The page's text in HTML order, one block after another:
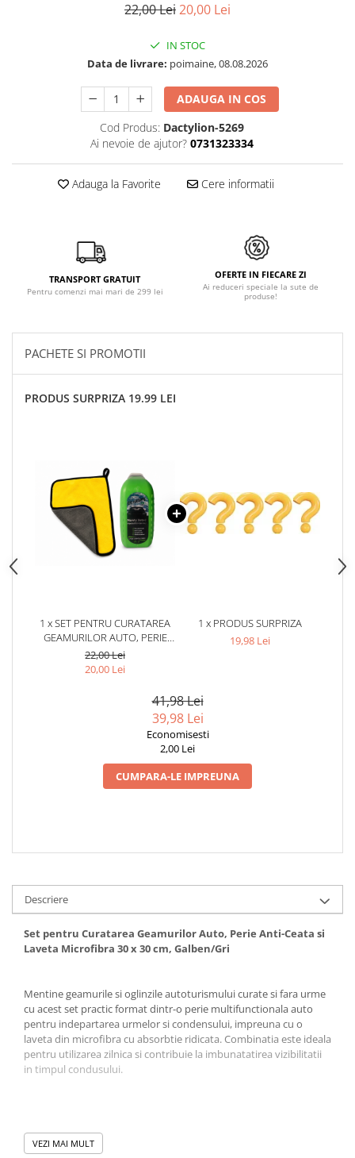
22,00 Lei20,00 Lei
IN STOC
Data de livrare: poimaine, 08.08.2026
ADAUGA IN COS
Cod Produs: Dactylion-5269
Ai nevoie de ajutor? 0731323334
Adauga la Favorite Cere informatii
TRANSPORT GRATUIT
Pentru comenzi mai mari de 299 lei
OFERTE IN FIECARE ZI
Ai reduceri speciale la sute de
produse!
PACHETE SI PROMOTII
PRODUS SURPRIZA 19.99 LEI
1 x SET PENTRU CURATAREA
GEAMURILOR AUTO, PERIE
ANTI-CEATA SI LAVETA
MICROFIBRA 30 X 30 CM,
22,00 Lei
20,00 Lei
1 x PRODUS SURPRIZA
19,98 Lei
41,98 Lei
39,98 Lei
Economisesti
2,00 Lei
CUMPARA-LE IMPREUNA
Descriere
Set pentru Curatarea Geamurilor Auto, Perie Anti-Ceata si
Laveta Microfibra 30 x 30 cm, Galben/Gri
Mentine geamurile si oglinzile autoturismului curate si fara urme
cu acest set practic format dintr-o perie multifunctionala auto
pentru indepartarea urmelor si condensului, impreuna cu o
laveta din microfibra cu absorbtie ridicata. Combinatia este ideala
pentru utilizarea zilnica si contribuie la imbunatatirea vizibilitatii
in timpul condusului.
VEZI MAI MULT